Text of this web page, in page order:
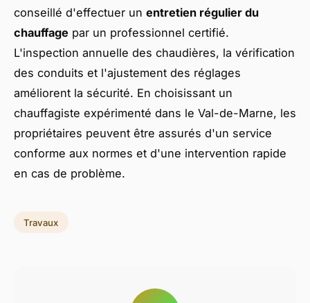
conseillé d'effectuer un entretien régulier du
chauffage par un professionnel certifié.
L'inspection annuelle des chaudières, la vérification
des conduits et l'ajustement des réglages
améliorent la sécurité. En choisissant un
chauffagiste expérimenté dans le Val-de-Marne, les
propriétaires peuvent être assurés d'un service
conforme aux normes et d'une intervention rapide
en cas de problème.
Travaux